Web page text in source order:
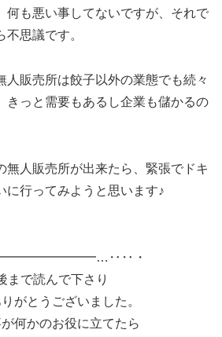
何も悪い事してないですが、それで
不思議です。
人販売所は餃子以外の業態でも続々
きっと需要もあるし企業も儲かるの
無人販売所が出来たら、緊張でドキ
に行ってみようと思います♪
・
まで読んで下さり
がとうございました。
何かのお役に立てたら